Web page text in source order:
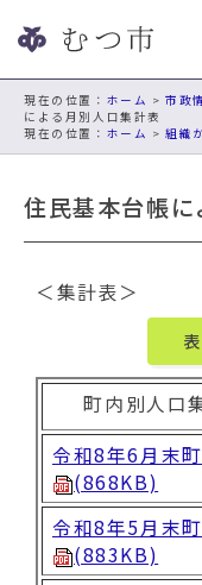
ビ
ョ
現在の位置： ホーム >市政
による月別人口集計表
ホーム >組織
住民基本台帳
＜集計表＞
町内別人口
令和8年6月末
(868KB)
令和8年5月末
(883KB)